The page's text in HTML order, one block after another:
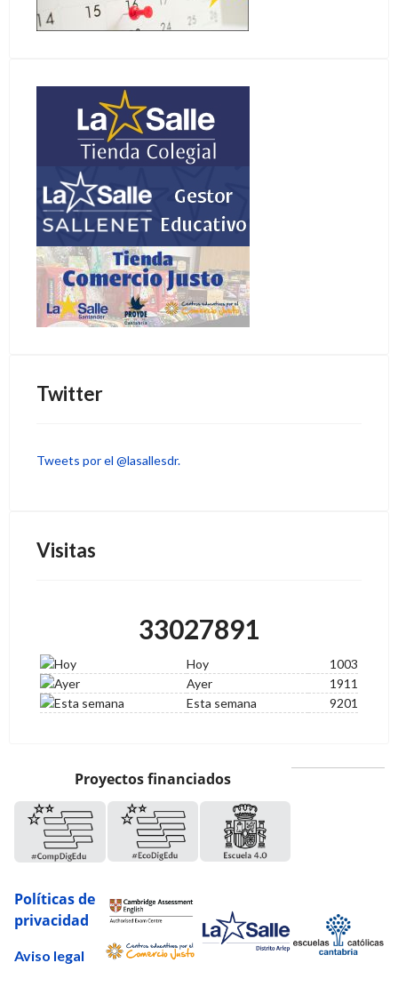
Twitter
Tweets por el @lasallesdr.
Visitas
33027891
Hoy
1003
Ayer
1911
Esta semana
9201
Proyectos financiados
Políticas de
privacidad
Aviso legal